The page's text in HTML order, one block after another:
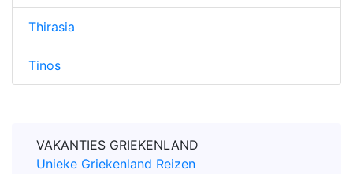
Thirasia
Tinos
VAKANTIES GRIEKENLAND
Unieke Griekenland Reizen